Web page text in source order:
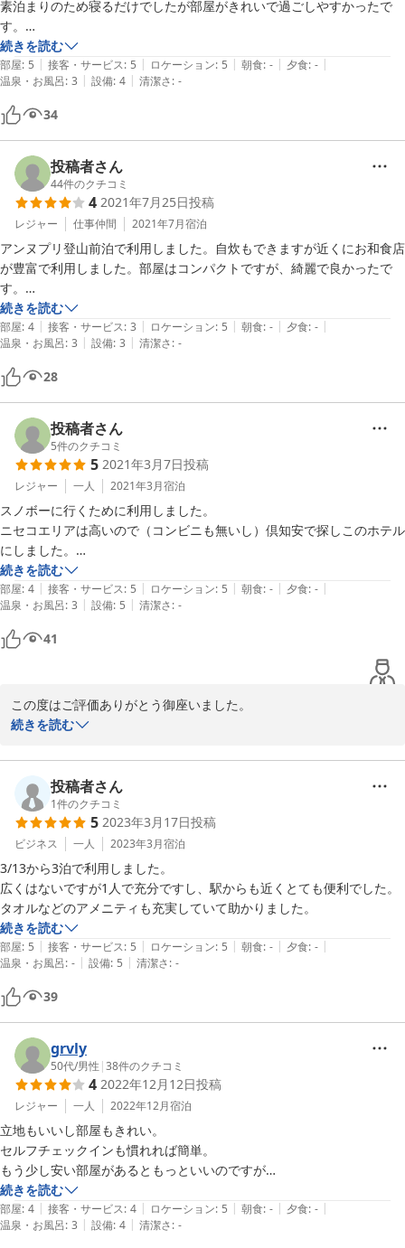
素泊まりのため寝るだけでしたが部屋がきれいで過ごしやすかったで
す。
気になる点としてはチェックインシステムに名前が表示されるので個人
情報的にはどうかなと思います。
続きを読む
部屋: 5 | 接客・サービス: 5 | ロケーション: 5 | 朝食: - | 夕食: - |
温泉・お風呂: 3 | 設備: 4 | 清潔さ: -
34
投稿者さん
44件のクチコミ
4 2021年7月25日投稿
レジャー 仕事仲間 2021年7月宿泊
アンヌプリ登山前泊で利用しました。自炊もできますが近くにお和食店
が豊富で利用しました。部屋はコンパクトですが、綺麗で良かったで
す。
駐車場が少し離れているため、車上荒らしの心配をしていましたが、大
丈夫でした。
続きを読む
部屋: 4 | 接客・サービス: 3 | ロケーション: 5 | 朝食: - | 夕食: - |
温泉・お風呂: 3 | 設備: 3 | 清潔さ: -
28
投稿者さん
5件のクチコミ
5 2021年3月7日投稿
レジャー 一人 2021年3月宿泊
スノボーに行くために利用しました。
ニセコエリアは高いので（コンビニも無いし）倶知安で探しこのホテル
にしました。
まだ新しく奇麗でした。
タクシーの人にはまだ認知されてなく　何となく解ると言ってました。
キッチン付きなので近所のAコープで買い物して自炊できます。
部屋は狭いですが2段ベッドで空間をうまく利用してます。
二人だと窮屈だと思いますが一人なら快適に過ごせると思います。
続きを読む
部屋: 4 | 接客・サービス: 5 | ロケーション: 5 | 朝食: - | 夕食: - |
温泉・お風呂: 3 | 設備: 5 | 清潔さ: -
41
この度はご評価ありがとう御座いました。
お客様からの評価を参考に今後もお客様が快適にすごせるホテル環
致します。
この度はありがとう御座いました。
2021-03-29
続きを読む
投稿者さん
1件のクチコミ
5 2023年3月17日投稿
ビジネス 一人 2023年3月宿泊
3/13から3泊で利用しました。
広くはないですが1人で充分ですし、駅からも近くとても便利でした。
タオルなどのアメニティも充実していて助かりました。
続きを読む
部屋: 5 | 接客・サービス: 5 | ロケーション: 5 | 朝食: - | 夕食: - |
温泉・お風呂: - | 設備: 5 | 清潔さ: -
39
grvly
50代/男性 |38件のクチコミ
4 2022年12月12日投稿
レジャー 一人 2022年12月宿泊
立地もいいし部屋もきれい。
セルフチェックインも慣れれば簡単。
もう少し安い部屋があるともっといいのですが
続きを読む
部屋: 4 | 接客・サービス: 4 | ロケーション: 5 | 朝食: - | 夕食: - |
温泉・お風呂: 3 | 設備: 4 | 清潔さ: -